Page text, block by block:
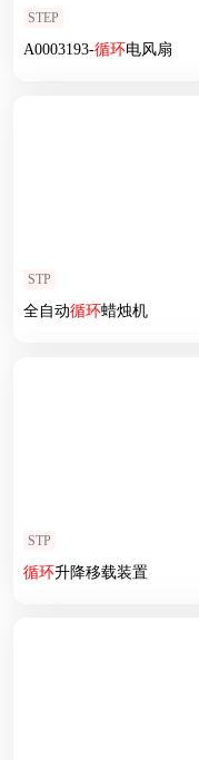
STEP
A0003193-循环电风扇
STP
全自动循环蜡烛机
STP
循环升降移载装置